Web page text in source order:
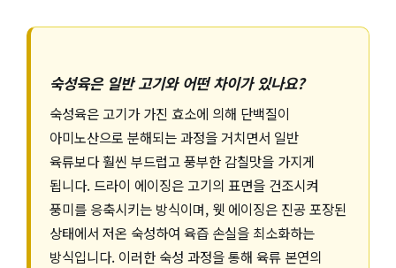
숙성육은 일반 고기와 어떤 차이가 있나요?
숙성육은 고기가 가진 효소에 의해 단백질이
아미노산으로 분해되는 과정을 거치면서 일반
육류보다 훨씬 부드럽고 풍부한 감칠맛을 가지게
됩니다. 드라이 에이징은 고기의 표면을 건조시켜
풍미를 응축시키는 방식이며, 웻 에이징은 진공 포장된
상태에서 저온 숙성하여 육즙 손실을 최소화하는
방식입니다. 이러한 숙성 과정을 통해 육류 본연의